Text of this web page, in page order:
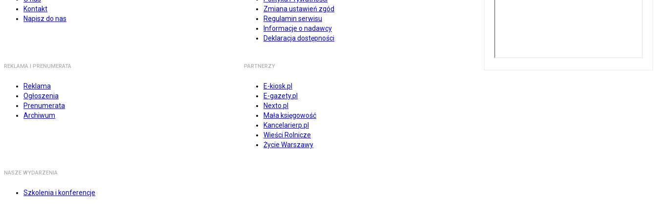
Kontakt
Napisz do nas
Zmiana ustawień zgód
Regulamin serwisu
Informacje o nadawcy
Deklaracja dostępności
REKLAMA I PRENUMERATA
Reklama
Ogłoszenia
Prenumerata
Archiwum
PARTNERZY
E-kiosk.pl
E-gazety.pl
Nexto.pl
Mała księgowość
Kancelarierp.pl
Wieści Rolnicze
Życie Warszawy
NASZE WYDARZENIA
Szkolenia i konferencje